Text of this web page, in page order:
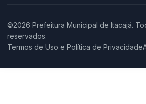
©2026 Prefeitura Municipal de Itacajá.
reservados.
Termos de Uso e Política de Privacidade